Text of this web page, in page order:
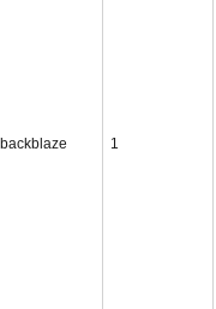
backblaze 1